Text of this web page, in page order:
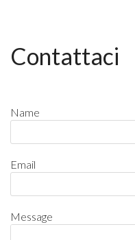
Contattaci
Name
Email
Message